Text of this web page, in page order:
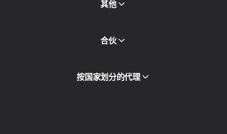
其他
API访问
集成
合伙
合作伙伴计划
转售
按国家划分的代理